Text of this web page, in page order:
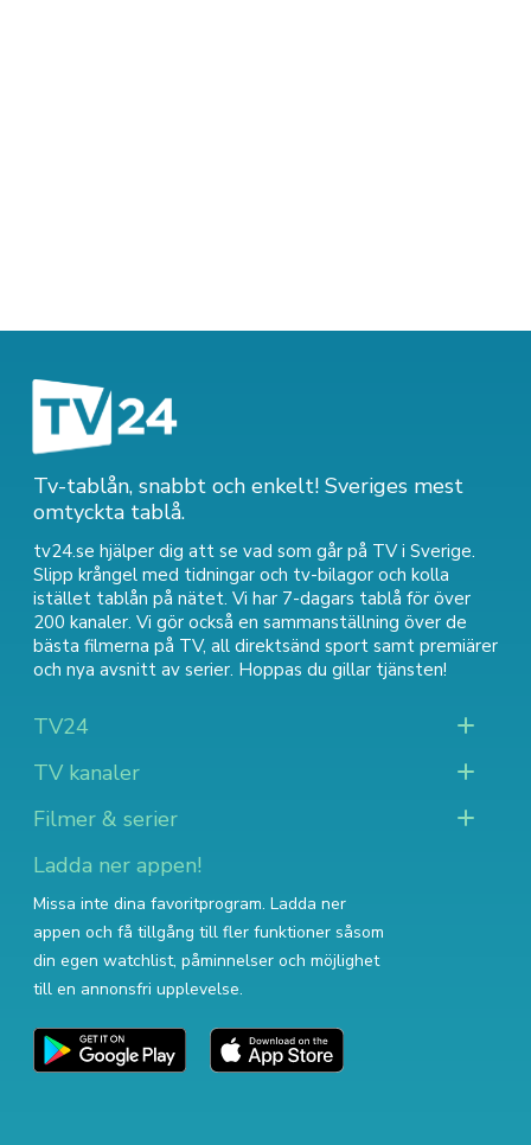
Tv-tablån, snabbt och enkelt! Sveriges mest
omtyckta tablå.
tv24.se hjälper dig att se vad som går på TV i Sverige.
Slipp krångel med tidningar och tv-bilagor och kolla
istället tablån på nätet. Vi har 7-dagars tablå för över
200 kanaler. Vi gör också en sammanställning över de
bästa filmerna på TV, all direktsänd sport samt premiärer
och nya avsnitt av serier. Hoppas du gillar tjänsten!
TV24
TV kanaler
Filmer & serier
Ladda ner appen!
Missa inte dina favoritprogram. Ladda ner
appen och få tillgång till fler funktioner såsom
din egen watchlist, påminnelser och möjlighet
till en annonsfri upplevelse.